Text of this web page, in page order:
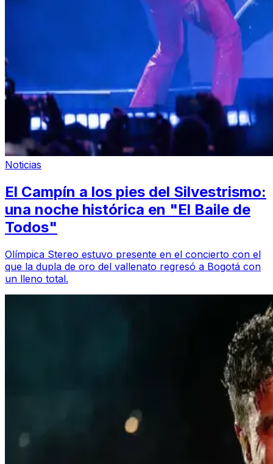
Noticias
El Campín a los pies del Silvestrismo:
una noche histórica en "El Baile de
Todos"
Olímpica Stereo estuvo presente en el concierto con el
que la dupla de oro del vallenato regresó a Bogotá con
un lleno total.